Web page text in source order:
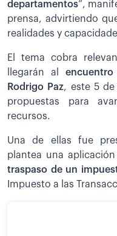
departamentos”,
prensa, advirtiendo
realidades y
El tema cobra
llegarán al
Rodrigo Paz, este 5
propuestas para
recursos.
Una de ellas fue
plantea una
traspaso de un
Impuesto a las